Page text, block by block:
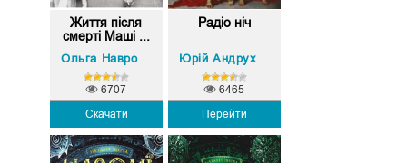
Життя після
смерті Маші ...
Ольга Навроцька
Скачати
6707
Радіо ніч
Юрій Андрухович
Перейти
6465